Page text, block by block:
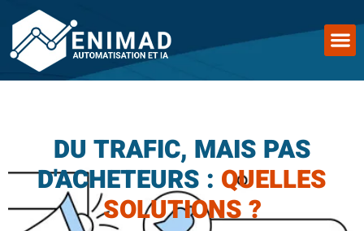
DU TRAFIC, MAIS PAS
D'ACHETEURS : QUELLES
SOLUTIONS ?